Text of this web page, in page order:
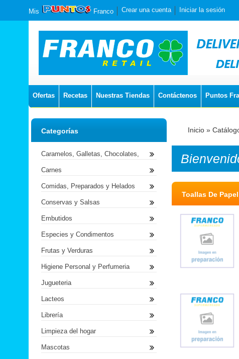
Mis Franco Crear una cuenta Iniciar la sesión
Ofertas Recetas Nuestras Tiendas Contáctenos Puntos
Inicio »
Toallas De Papel
Categorías
Caramelos, Galletas, Chocolates,
Carnes
Comidas, Preparados y Helados
Conservas y Salsas
Embutidos
Especies y Condimentos
Frutas y Verduras
Higiene Personal y Perfumeria
Jugueteria
Lacteos
Librería
Limpieza del hogar
Mascotas